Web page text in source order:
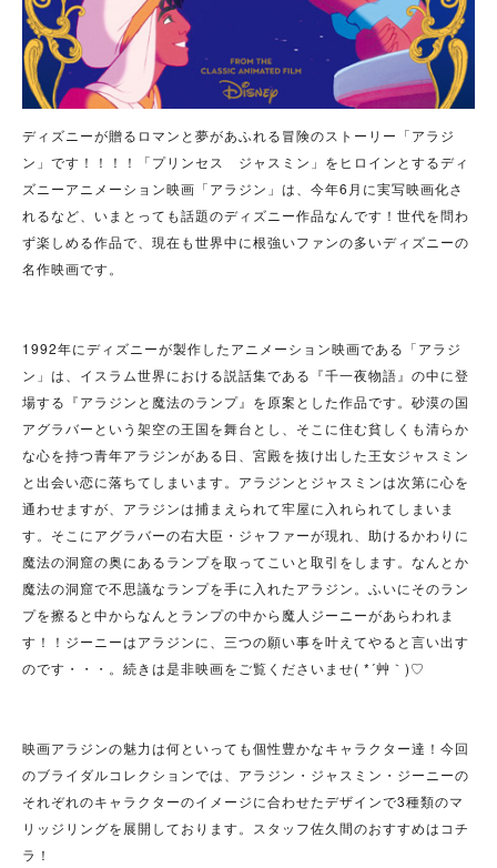
ディズニーが贈るロマンと夢があふれる冒険のストーリー「アラジ
ン」です！！！！「プリンセス ジャスミン」をヒロインとするディ
ズニーアニメーション映画「アラジン」は、今年6月に実写映画化さ
れるなど、いまとっても話題のディズニー作品なんです！世代を問わ
ず楽しめる作品で、現在も世界中に根強いファンの多いディズニーの
名作映画です。
1992年にディズニーが製作したアニメーション映画である「アラジ
ン」は、イスラム世界における説話集である『千一夜物語』の中に登
場する『アラジンと魔法のランプ』を原案とした作品です。砂漠の国
アグラバーという架空の王国を舞台とし、そこに住む貧しくも清らか
な心を持つ青年アラジンがある日、宮殿を抜け出した王女ジャスミン
と出会い恋に落ちてしまいます。アラジンとジャスミンは次第に心を
通わせますが、アラジンは捕まえられて牢屋に入れられてしまいま
す。そこにアグラバーの右大臣・ ジャファーが現れ、助けるかわりに
魔法の洞窟の奥にあるランプを取ってこいと取引をします。なんとか
魔法の洞窟で不思議なランプを手に入れたアラジン。ふいにそのラン
プを擦ると中からなんとランプの中から魔人 ジーニーがあらわれま
す！！ジーニーはアラジンに、三つの願い事を叶えてやると言い出す
のです・・・。続きは是非映画をご覧くださいませ( *´艸｀)♡
映画アラジンの魅力は何といっても個性豊かなキャラクター達！今回
のブライダルコレクションでは、アラジン・ジャスミン・ジーニーの
それぞれのキャラクターのイメージに合わせたデザインで3種類のマ
リッジリングを展開しております。スタッフ佐久間のおすすめはコチ
ラ！